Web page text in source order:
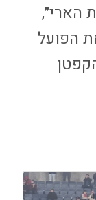
הארי״,
שעבר ניצחה 1:0 את הפועל